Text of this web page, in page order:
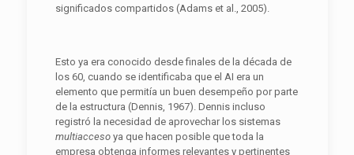
significados compartidos (Adams et al., 2005).
Esto ya era conocido desde finales de la década de
los 60, cuando se identificaba que el AI era un
elemento que permitía un buen desempeño por parte
de la estructura (Dennis, 1967). Dennis incluso
registró la necesidad de aprovechar los sistemas
multiacceso ya que hacen posible que toda la
empresa obtenga informes relevantes y pertinentes